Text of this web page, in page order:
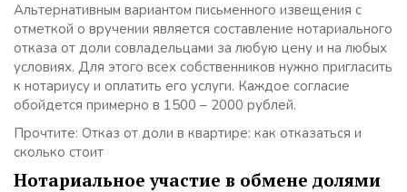
Альтернативным вариантом письменного извещения с
отметкой о вручении является составление нотариального
отказа от доли совладельцами за любую цену и на любых
условиях. Для этого всех собственников нужно пригласить
к нотариусу и оплатить его услуги. Каждое согласие
обойдется примерно в 1500 – 2000 рублей.
Прочтите: Отказ от доли в квартире: как отказаться и
сколько стоит
Нотариальное участие в обмене долями